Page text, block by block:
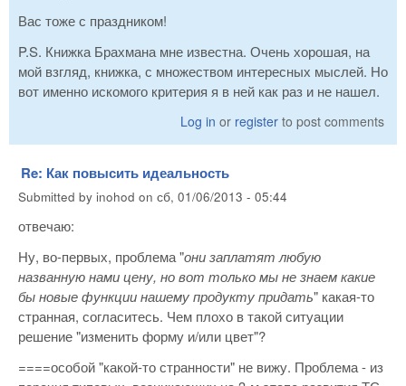
Вас тоже с праздником!
P.S. Книжка Брахмана мне известна. Очень хорошая, на
мой взгляд, книжка, с множеством интересных мыслей. Но
вот именно искомого критерия я в ней как раз и не нашел.
Log in or register to post comments
Re: Как повысить идеальность
Submitted by inohod on сб, 01/06/2013 - 05:44
отвечаю:
Ну, во-первых, проблема "они заплатят любую
названную нами цену, но вот только мы не знаем какие
бы новые функции нашему продукту придать" какая-то
странная, согласитесь. Чем плохо в такой ситуации
решение "изменить форму и/или цвет"?
====особой "какой-то странности" не вижу. Проблема - из